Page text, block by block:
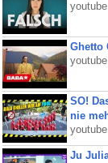
Ghetto
SO!
nie
Ju